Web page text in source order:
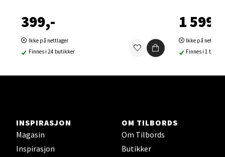
399,-
Ikke på nettlager
Finnes i 24 butikker
1 599,-
Ikke på
Finnes i 1 butikk
INSPIRASJON
Magasin
Inspirasjon
OM TILBORDS
Om Tilbords
Butikker
Velg
Åpent i dag 10-19
4 i butikk